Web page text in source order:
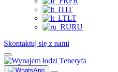
IT
LT
RU
Skontaktuj się z nami